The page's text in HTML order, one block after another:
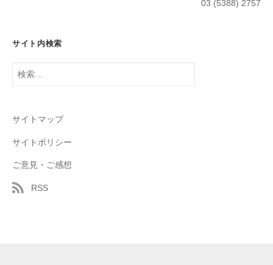
03 (5388) 2757
サイト内検索
検
サイトマップ
サイトポリシー
ご意見・ご感想
RSS